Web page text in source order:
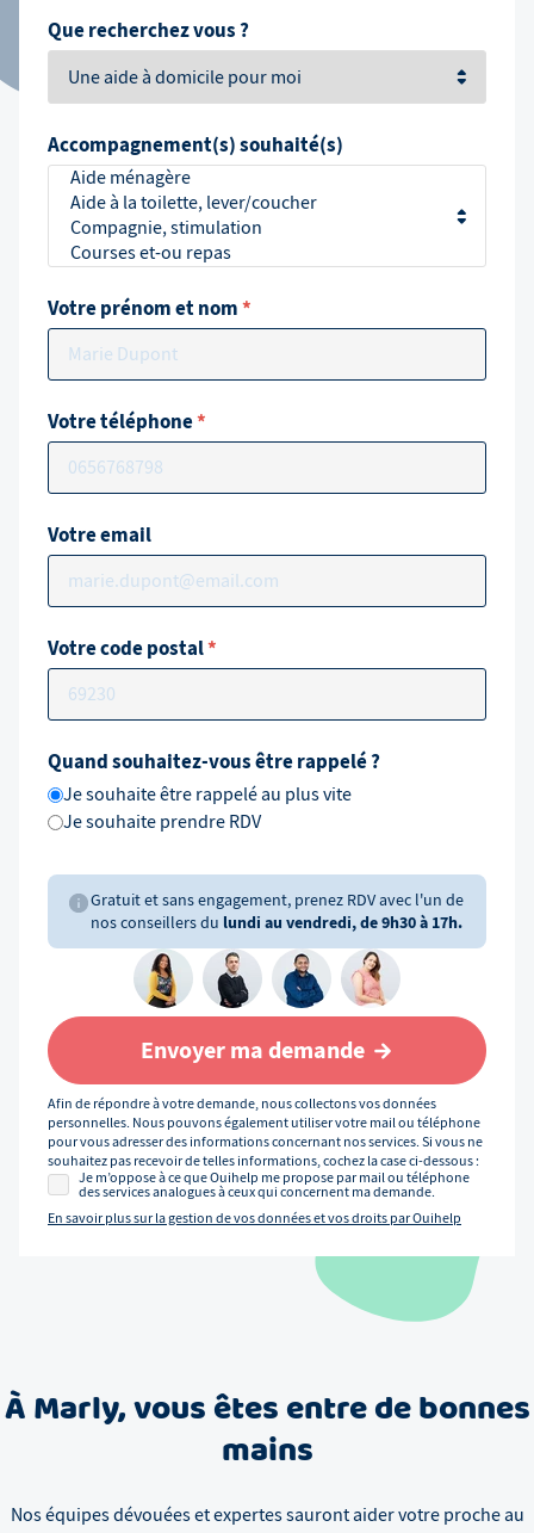
Que recherchez vous ?
Accompagnement(s) souhaité(s)
Votre prénom et nom*
Votre téléphone*
Votre email
Votre code postal*
Quand souhaitez-vous être rappelé ?
Je souhaite être rappelé au plus vite
Je souhaite prendre RDV
Gratuit et sans engagement, prenez RDV avec l'un de
nos conseillers du lundi au vendredi, de 9h30 à 17h.
Envoyer ma demande
Afin de répondre à votre demande, nous collectons vos données
personnelles. Nous pouvons également utiliser votre mail ou téléphone
pour vous adresser des informations concernant nos services. Si vous ne
souhaitez pas recevoir de telles informations, cochez la case ci-dessous :
Je m’oppose à ce que Ouihelp me propose par mail ou téléphone
des services analogues à ceux qui concernent ma demande.
En savoir plus sur la gestion de vos données et vos droits par Ouihelp
ÀMarly, vous êtes entre de bonnes
mains
Nos équipes dévouées et expertes sauront aider votre proche au